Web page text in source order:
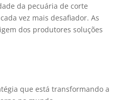
da pecuária de corte
vez mais desafiador. As
dos produtores soluções
que está transformando a